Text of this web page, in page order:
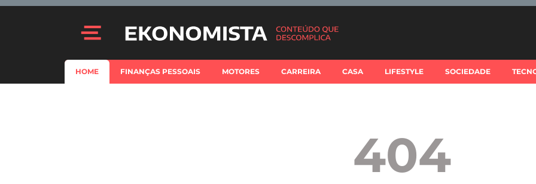
HOME FINANÇAS PESSOAIS MOTORES CARREIRA CASA LIFESTYLE SOCIEDADE
404